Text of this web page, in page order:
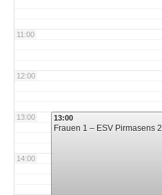
11:00
12:00
13:00
14:00
13:00
Frauen 1 – ESV Pirmasens 2